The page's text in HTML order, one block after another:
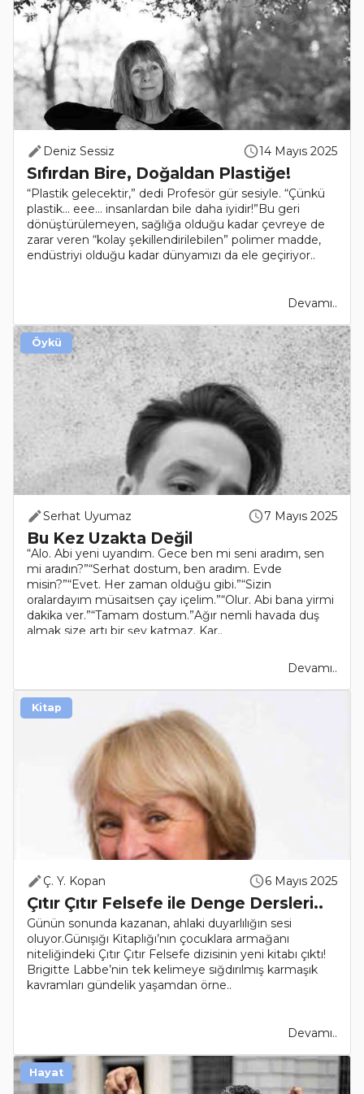
Deniz Sessiz 14 Mayıs 2025
Sıfırdan Bire, Doğaldan Plastiğe!
“Plastik gelecektir,” dedi Profesör gür sesiyle. “Çünkü
plastik... eee... insanlardan bile daha iyidir!”Bu geri
dönüştürülemeyen, sağlığa olduğu kadar çevreye de
zarar veren “kolay şekillendirilebilen” polimer madde,
endüstriyi olduğu kadar dünyamızı da ele geçiriyor..
Devamı..
Serhat Uyumaz 7 Mayıs 2025
Bu Kez Uzakta Değil
“Alo. Abi yeni uyandım. Gece ben mi seni aradım, sen
mi aradın?”“Serhat dostum, ben aradım. Evde
misin?”“Evet. Her zaman olduğu gibi.”“Sizin
oralardayım müsaitsen çay içelim.”“Olur. Abi bana yirmi
dakika ver.”“Tamam dostum.”Ağır nemli havada duş
almak size artı bir şey katmaz. Kar..
Devamı..
Öykü
Ç. Y. Kopan 6 Mayıs 2025
Çıtır Çıtır Felsefe ile Denge Dersleri..
Günün sonunda kazanan, ahlaki duyarlılığın sesi
oluyor.Günışığı Kitaplığı’nın çocuklara armağanı
niteliğindeki Çıtır Çıtır Felsefe dizisinin yeni kitabı çıktı!
Brigitte Labbe’nin tek kelimeye sığdırılmış karmaşık
kavramları gündelik yaşamdan örne..
Devamı..
Kitap
Hayat